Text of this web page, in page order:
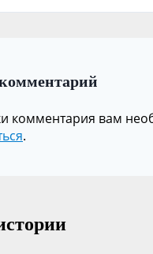
комментария вам
.